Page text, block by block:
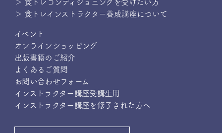
＞ 食トレコンディショニングを受けたい方
＞ 食トレインストラクター養成講座について
イベント
オンラインショッピング
出版書籍のご紹介
よくあるご質問
お問い合わせフォーム
インストラクター講座受講生用
インストラクター講座を修了された方へ